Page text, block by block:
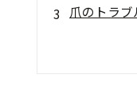
爪のトラ
爪に現れ